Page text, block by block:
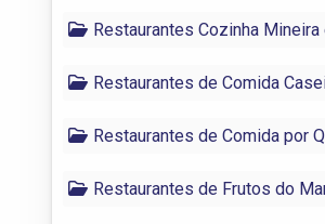
Restaurantes Cozinha Mineira
Restaurantes de Comida
Restaurantes de Comida por
Restaurantes de Frutos do